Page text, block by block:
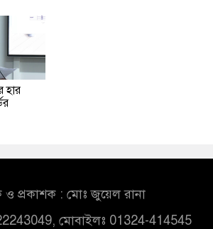
হার
ও প্রকাশক : মোঃ জুয়েল রানা
মোবাইলঃ 01324-414545